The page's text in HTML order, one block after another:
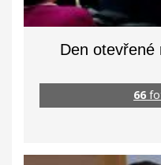
Den otevřené
66